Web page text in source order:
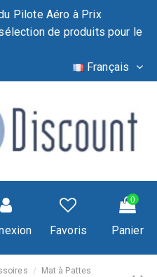
Pilote Aéro à Prix
de produits pour le
Français
Favoris
0
Panier
Mat à Pattes